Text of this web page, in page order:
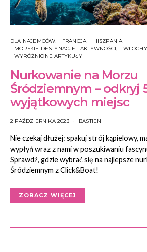
DLA NAJEMCÓW FRANCJA
HISZPANIA
MORSKIE DESTYNACJE I AKTYWNOŚCI
WŁOCHY
WYRÓŻNIONE ARTYKUŁY
Nurkowanie na Morzu
Śródziemnym – odkryj
wyjątkowych miejsc
2 PAŹDZIERNIKA 2023 BASTIEN
Nie czekaj dłużej: spakuj strój kąpielowy,
wypłyń wraz z nami w poszukiwaniu
Sprawdź, gdzie wybrać się na najlepsze
Śródziemnym z Click&Boat!
ZOBACZ WIĘCEJ